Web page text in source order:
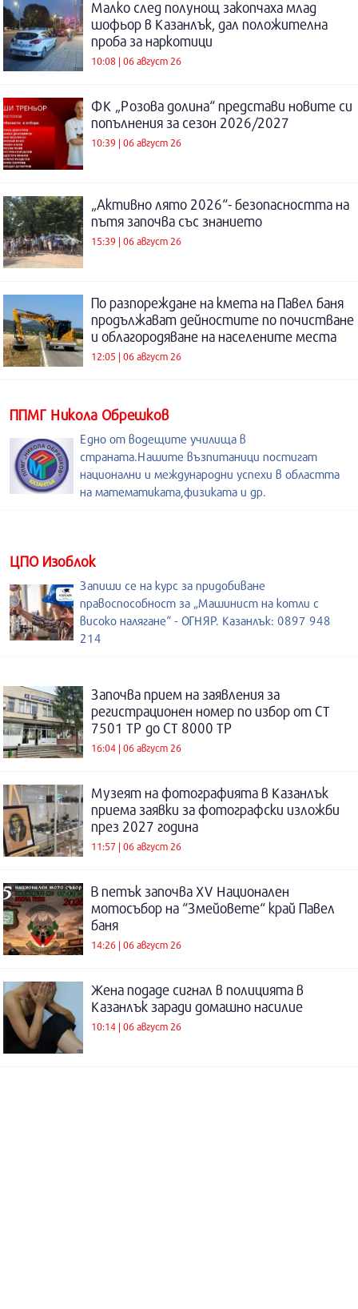
Малко след полунощ закопчаха млад
шофьор в Казанлък, дал положителна
проба за наркотици
10:08 | 06 август 26
ФК „Розова долина“ представи новите си
попълнения за сезон 2026/2027
10:39 | 06 август 26
„Активно лято 2026“- безопасността на
пътя започва със знанието
15:39 | 06 август 26
По разпореждане на кмета на Павел баня
продължават дейностите по почистване
и облагородяване на населените места
12:05 | 06 август 26
ППМГ Никола Обрешков
Едно от водещите училища в
страната.Нашите възпитаници постигат
национални и международни успехи в областта
на математиката,физиката и др.
ЦПО Изоблок
Запиши се на курс за придобиване
правоспособност за „Машинист на котли с
високо налягане“ - ОГНЯР. Казанлък: 0897 948
214
Започва прием на заявления за
регистрационен номер по избор от СТ
7501 ТР до СТ 8000 ТР
16:04 | 06 август 26
Музеят на фотографията в Казанлък
приема заявки за фотографски изложби
през 2027 година
11:57 | 06 август 26
В петък започва XV Национален
мотосъбор на “Змейовете“ край Павел
баня
14:26 | 06 август 26
Жена подаде сигнал в полицията в
Казанлък заради домашно насилие
10:14 | 06 август 26